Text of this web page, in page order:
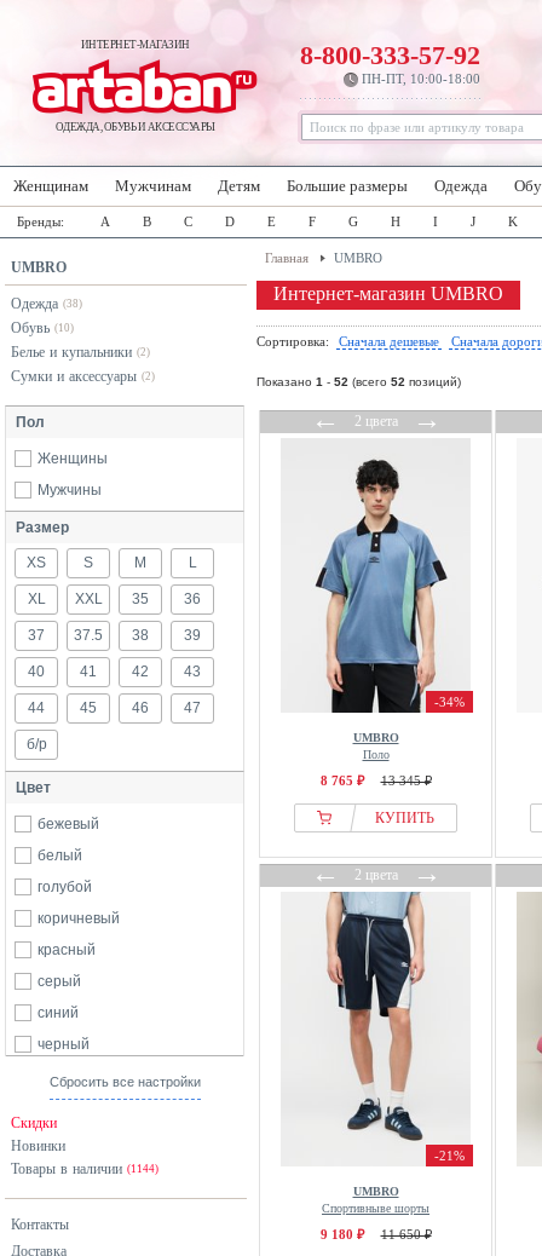
ИНТЕРНЕТ-МАГАЗИН
ОДЕЖДА, ОБУВЬ И АКСЕССУАРЫ
8-800-333-57-92
ПН-ПТ, 10:00-18:00
Женщинам Мужчинам Детям Большие размеры Одежда
Бренды: A B C D E F G H I J K
UMBRO
Одежда (38)
Обувь (10)
Белье и купальники (2)
Сумки и аксессуары (2)
Пол
Женщины
Мужчины
Размер
XS S M L
XL XXL 35 36
37 37.5 38 39
40 41 42 43
44 45 46 47
б/р
Цвет
бежевый
белый
голубой
коричневый
красный
серый
синий
черный
Сбросить все настройки
Скидки
Новинки
Товары в наличии (1144)
Контакты
Доставка
Главная UMBRO
Интернет-магазин UMBRO
Сортировка: Сначала дешевые Сначала
Показано 1 - 52 (всего 52 позиций)
←2 цвета→
-34%
UMBRO
Поло
8 765 ₽ 13 345 ₽
КУПИТЬ
←2 цвета→
-21%
UMBRO
Спортивныве шорты
9 180 ₽ 11 650 ₽